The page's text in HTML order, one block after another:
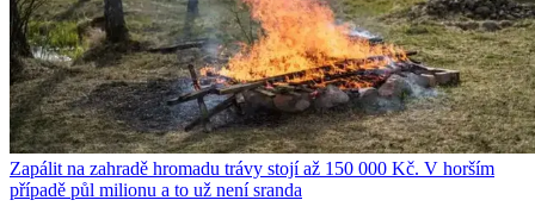
Zapálit na zahradě hromadu trávy stojí až 150 000 Kč. V horším
případě půl milionu a to už není sranda